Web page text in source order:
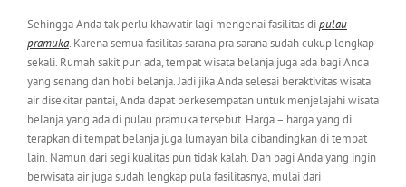
Sehingga Anda tak perlu khawatir lagi mengenai fasilitas dipulau
pramuka. Karena semua fasilitas sarana pra sarana sudah cukup lengkap
sekali. Rumah sakit pun ada, tempat wisata belanja juga ada bagi Anda
yang senang dan hobi belanja. Jadi jika Anda selesai beraktivitas wisata
air disekitar pantai, Anda dapat berkesempatan untuk menjelajahi wisata
belanja yang ada di pulau pramuka tersebut. Harga – harga yang di
terapkan di tempat belanja juga lumayan bila dibandingkan di tempat
lain. Namun dari segi kualitas pun tidak kalah. Dan bagi Anda yang ingin
berwisata air juga sudah lengkap pula fasilitasnya, mulai dari